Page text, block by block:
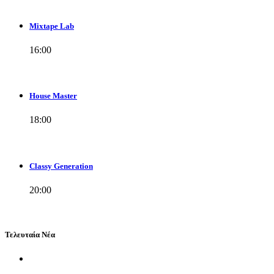
Mixtape Lab
16:00
House Master
18:00
Classy Generation
20:00
Τελευταία Νέα